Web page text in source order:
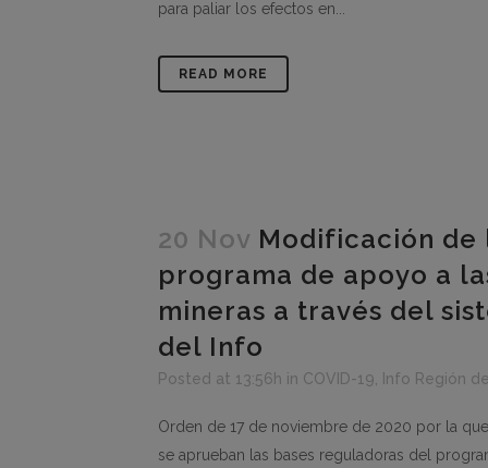
para paliar los efectos en...
READ MORE
20 Nov Modificación de
programa de apoyo a
mineras a través del
del Info
Posted at 13:56h in COVID-19 Info Región
Orden de 17 de noviembre de 2020 por la
se aprueban las bases reguladoras del